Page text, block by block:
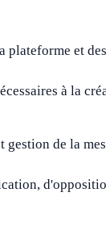
et
à la
gestion de la